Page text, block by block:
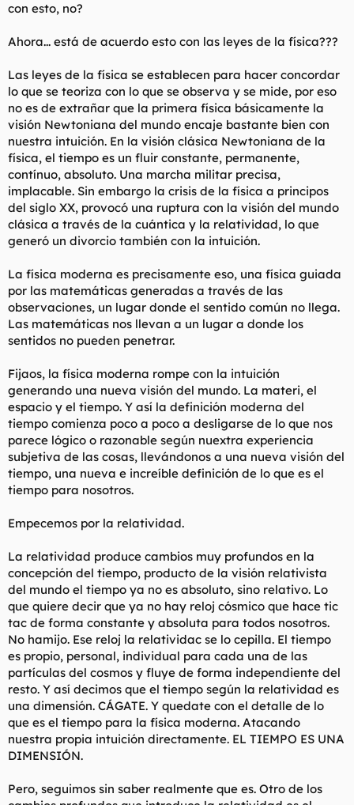
con esto, no?
Ahora... está de acuerdo esto con las leyes de la física???
Las leyes de la física se establecen para hacer concordar
lo que se teoriza con lo que se observa y se mide, por eso
no es de extrañar que la primera física básicamente la
visión Newtoniana del mundo encaje bastante bien con
nuestra intuición. En la visión clásica Newtoniana de la
física, el tiempo es un fluir constante, permanente,
contínuo, absoluto. Una marcha militar precisa,
implacable. Sin embargo la crisis de la física a principos
del siglo XX, provocó una ruptura con la visión del mundo
clásica a través de la cuántica y la relatividad, lo que
generó un divorcio también con la intuición.
La física moderna es precisamente eso, una física guiada
por las matemáticas generadas a través de las
observaciones, un lugar donde el sentido común no llega.
Las matemáticas nos llevan a un lugar a donde los
sentidos no pueden penetrar.
Fijaos, la física moderna rompe con la intuición
generando una nueva visión del mundo. La materi, el
espacio y el tiempo. Y así la definición moderna del
tiempo comienza poco a poco a desligarse de lo que nos
parece lógico o razonable según nuextra experiencia
subjetiva de las cosas, llevándonos a una nueva visión del
tiempo, una nueva e increíble definición de lo que es el
tiempo para nosotros.
Empecemos por la relatividad.
La relatividad produce cambios muy profundos en la
concepción del tiempo, producto de la visión relativista
del mundo el tiempo ya no es absoluto, sino relativo. Lo
que quiere decir que ya no hay reloj cósmico que hace tic
tac de forma constante y absoluta para todos nosotros.
No hamijo. Ese reloj la relatividac se lo cepilla. El tiempo
es propio, personal, individual para cada una de las
partículas del cosmos y fluye de forma independiente del
resto. Y así decimos que el tiempo según la relatividad es
una dimensión. CÁGATE. Y quedate con el detalle de lo
que es el tiempo para la física moderna. Atacando
nuestra propia intuición directamente. EL TIEMPO ES UNA
DIMENSIÓN.
Pero, seguimos sin saber realmente que es. Otro de los